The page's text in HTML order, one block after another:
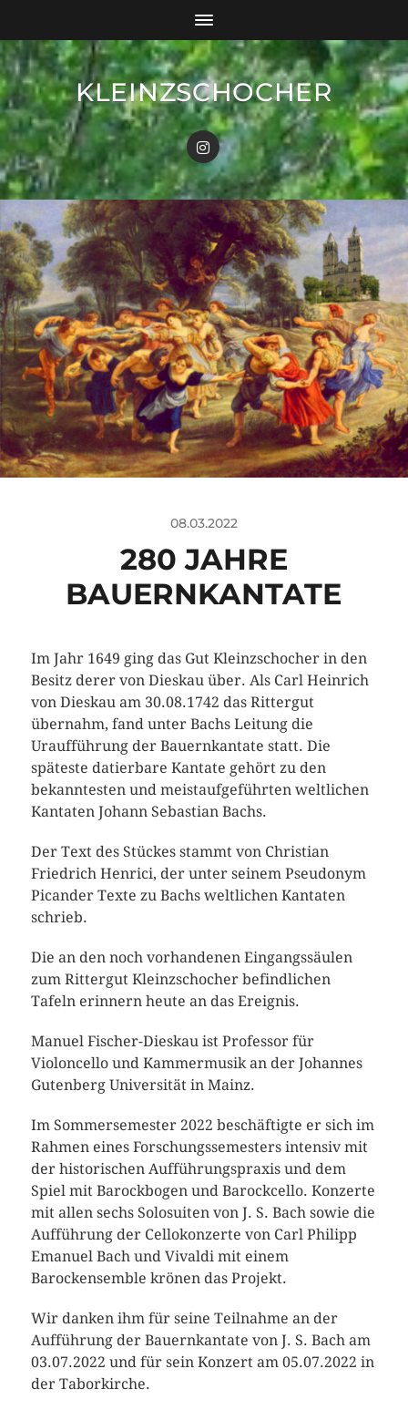
KLEINZSCHOCHER
08.03.2022
280 JAHRE
BAUERNKANTATE
Im Jahr 1649 ging das Gut Kleinzschocher in den
Besitz derer von Dieskau über. Als Carl Heinrich
von Dieskau am 30.08.1742 das Rittergut
übernahm, fand unter Bachs Leitung die
Uraufführung der Bauernkantate statt. Die
späteste datierbare Kantate gehört zu den
bekanntesten und meistaufgeführten weltlichen
Kantaten Johann Sebastian Bachs.
Der Text des Stückes stammt von Christian
Friedrich Henrici, der unter seinem Pseudonym
Picander Texte zu Bachs weltlichen Kantaten
schrieb.
Die an den noch vorhandenen Eingangssäulen
zum Rittergut Kleinzschocher befindlichen
Tafeln erinnern heute an das Ereignis.
Manuel Fischer-Dieskau ist Professor für
Violoncello und Kammermusik an der Johannes
Gutenberg Universität in Mainz.
Im Sommersemester 2022 beschäftigte er sich im
Rahmen eines Forschungssemesters intensiv mit
der historischen Aufführungspraxis und dem
Spiel mit Barockbogen und Barockcello. Konzerte
mit allen sechs Solosuiten von J. S. Bach sowie die
Aufführung der Cellokonzerte von Carl Philipp
Emanuel Bach und Vivaldi mit einem
Barockensemble krönen das Projekt.
Wir danken ihm für seine Teilnahme an der
Aufführung der Bauernkantate von J. S. Bach am
03.07.2022 und für sein Konzert am 05.07.2022 in
der Taborkirche.